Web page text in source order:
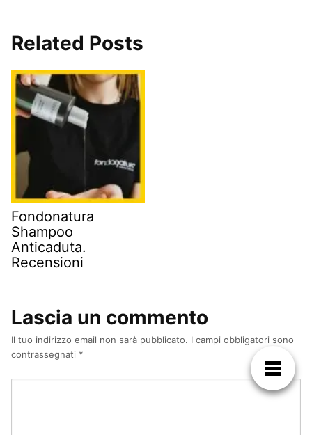
Related Posts
Fondonatura
Shampoo
Anticaduta.
Recensioni
Lascia un commento
Il tuo indirizzo email non sarà pubblicato. I campi obbligatori sono
contrassegnati *